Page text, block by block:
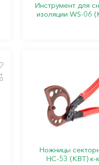
Инструмент для
изоляции WS-06
Ножницы
НС-53 (КВТ) к-